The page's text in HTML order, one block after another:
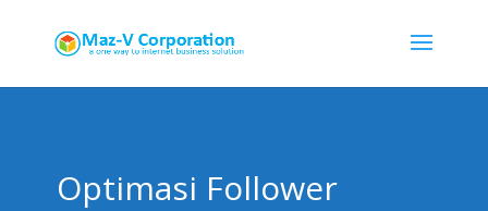
Optimasi Follower